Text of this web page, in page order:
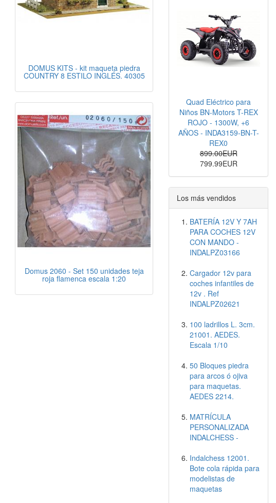
DOMUS KITS - kit maqueta piedra
COUNTRY 8 ESTILO INGLÉS. 40305
Domus 2060 - Set 150 unidades teja
roja flamenca escala 1:20
Quad Eléctrico para
Niños BN-Motors T-REX
ROJO - 1300W, +6
AÑOS - INDA3159-BN-T-
REX0
899.00EUR
799.99EUR
Los más vendidos
BATERÍA 12V Y 7AH
PARA COCHES 12V
CON MANDO -
INDALPZ03166
Cargador 12v para
coches infantiles de
12v . Ref
INDALPZ02621
100 ladrillos L. 3cm.
21001. AEDES.
Escala 1/10
50 Bloques piedra
para arcos ó ojiva
para maquetas.
AEDES 2214.
MATRÍCULA
PERSONALIZADA
INDALCHESS -
Indalchess 12001.
Bote cola rápida para
modelistas de
maquetas